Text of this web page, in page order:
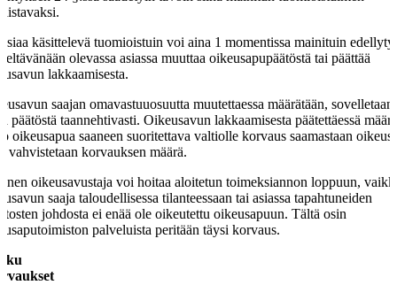
käsittelevä tuomioistuin voi aina 1 momentissa mainituin
olevassa asiassa muuttaa oikeusapupäätöstä tai päättää
lakkaamisesta.
saajan omavastuuosuutta muutettaessa määrätään,
päätöstä taannehtivasti. Oikeusavun lakkaamisesta päätettäessä
oikeusapua saaneen suoritettava valtiolle korvaus saamastaan
vahvistetaan korvauksen määrä.
oikeusavustaja voi hoitaa aloitetun toimeksiannon loppuun,
saaja taloudellisessa tilanteessaan tai asiassa tapahtuneiden
johdosta ei enää ole oikeutettu oikeusapuun. Tältä osin
palveluista peritään täysi korvaus.